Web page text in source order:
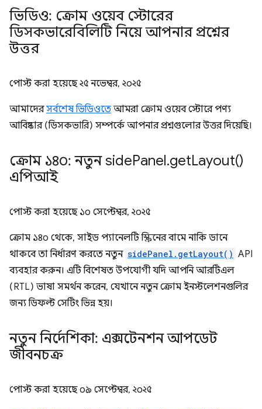
ভিডিও: ক্রোম ওয়েব স্টোরের
ডিসকভারেবিলিটি নিয়ে আপনার প্রশ্নের
উত্তর
পোস্ট করা হয়েছে২৫ নভেম্বর, ২০২৫
আমাদেরসর্বশেষ ভিডিওতে আমরা ক্রোম ওয়েব স্টোরে পণ্য
আবিষ্কার (ডিসকভারি) সম্পর্কে আপনার প্রশ্নগুলোর উত্তর দিয়েছি।
ক্রোম ১৪০: নতুন sidePanel.getLayout()
এপিআই
পোস্ট করা হয়েছে১০ সেপ্টেম্বর, ২০২৫
ক্রোম ১৪০ থেকে, সাইড প্যানেলটি স্ক্রিনের বামে নাকি ডানে
থাকবে তা নির্ধারণ করতে নতুন sidePanel.getLayout() API
ব্যবহার করুন। এটি বিশেষত উপযোগী যদি আপনি আরটিএল
(RTL) ভাষা সমর্থন করেন, যেখানে নতুন ক্রোম ইনস্টলেশনগুলির
জন্য ডিফল্ট সেটিং ভিন্ন হয়।
নতুন নির্দেশিকা: এক্সটেনশন আপডেট
জীবনচক্র
পোস্ট করা হয়েছে০৯ সেপ্টেম্বর, ২০২৫